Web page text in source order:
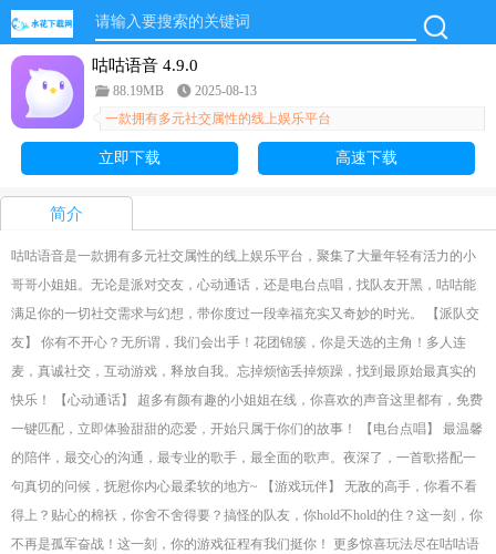
咕咕语音 4.9.0
88.19MB
2025-08-13
一款拥有多元社交属性的线上娱乐平台
立即下载 高速下载
简介
咕咕语音是一款拥有多元社交属性的线上娱乐平台，聚集了大量年轻有活力的小
哥哥小姐姐。无论是派对交友，心动通话，还是电台点唱，找队友开黑，咕咕能
满足你的一切社交需求与幻想，带你度过一段幸福充实又奇妙的时光。 【派队交
友】 你有不开心？无所谓，我们会出手！花团锦簇，你是天选的主角！多人连
麦，真诚社交，互动游戏，释放自我。忘掉烦恼丢掉烦躁，找到最原始最真实的
快乐！ 【心动通话】 超多有颜有趣的小姐姐在线，你喜欢的声音这里都有，免费
一键匹配，立即体验甜甜的恋爱，开始只属于你们的故事！ 【电台点唱】 最温馨
的陪伴，最交心的沟通，最专业的歌手，最全面的歌声。夜深了，一首歌搭配一
句真切的问候，抚慰你内心最柔软的地方~ 【游戏玩伴】 无敌的高手，你看不看
得上？贴心的棉袄，你舍不舍得要？搞怪的队友，你hold不hold的住？这一刻，你
不再是孤军奋战！这一刻，你的游戏征程有我们挺你！ 更多惊喜玩法尽在咕咕语